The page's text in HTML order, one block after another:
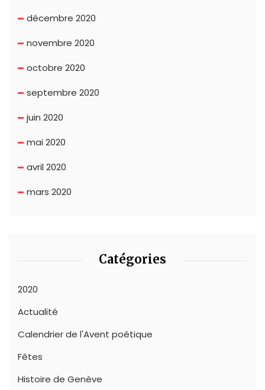
décembre 2020
novembre 2020
octobre 2020
septembre 2020
juin 2020
mai 2020
avril 2020
mars 2020
Catégories
2020
Actualité
Calendrier de l'Avent poétique
Fêtes
Histoire de Genève